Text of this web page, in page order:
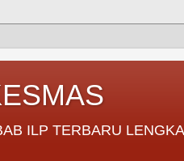
ILP TERBARU